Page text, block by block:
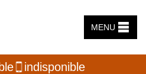
MENU
indisponible